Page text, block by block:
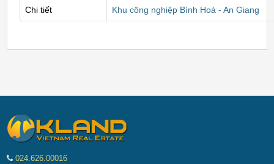
Chi tiết Khu công nghiệp Bình Hoà - An Giang
024.626.00016